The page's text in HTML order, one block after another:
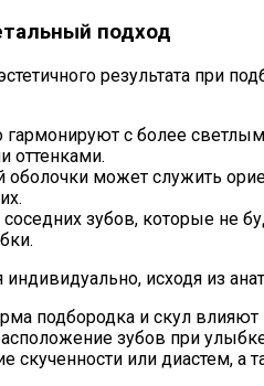
подход
результата при
с более
оттенками.
оболочки может служить
зубов, которые не
исходя из
подбородка и скул
зубов при
скученности или диастем,